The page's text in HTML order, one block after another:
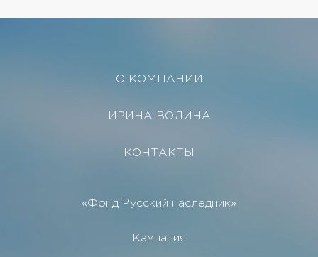
О КОМПАНИИ
ИРИНА ВОЛИНА
КОНТАКТЫ
«Фонд Русский наследник»
Кампания